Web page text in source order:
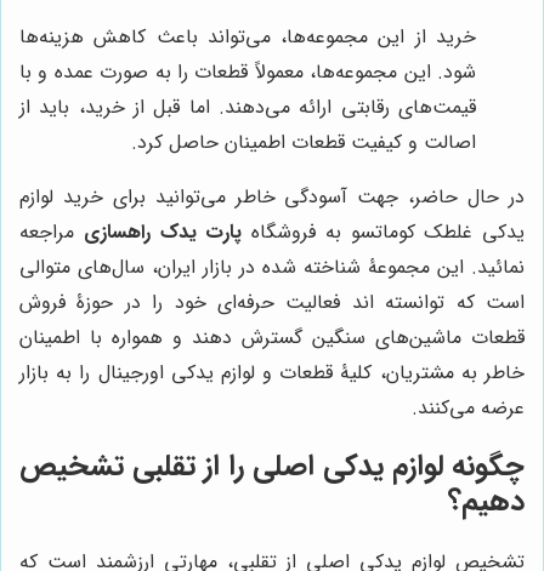
خرید از این مجموعه‌ها، می‌تواند باعث کاهش هزینه‌ها
شود. این مجموعه‌ها، معمولاً قطعات را به صورت عمده و با
قیمت‌های رقابتی ارائه می‌دهند. اما قبل از خرید، باید از
اصالت و کیفیت قطعات اطمینان حاصل کرد.
در حال حاضر، جهت آسودگی خاطر می‌توانید برای خرید لوازم
یدکی غلطک کوماتسو به فروشگاه پارت یدک راهسازی مراجعه
نمائید. این مجموعۀ شناخته شده در بازار ایران، سال‌های متوالی
است که توانسته اند فعالیت حرفه‌ای خود را در حوزۀ فروش
قطعات ماشین‌های سنگین گسترش دهند و همواره با اطمینان
خاطر به مشتریان، کلیۀ قطعات و لوازم یدکی اورجینال را به بازار
عرضه می‌کنند.
چگونه لوازم یدکی اصلی را از تقلبی تشخیص
دهیم؟
تشخیص لوازم یدکی اصلی از تقلبی، مهارتی ارزشمند است که